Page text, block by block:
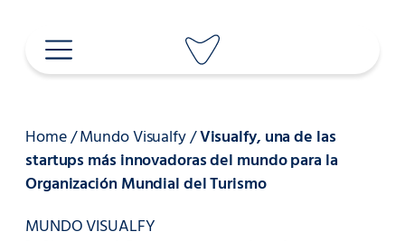
contenido
Home/Mundo Visualfy/Visualfy, una de las
startups más innovadoras del mundo para la
Organización Mundial del Turismo
MUNDO VISUALFY